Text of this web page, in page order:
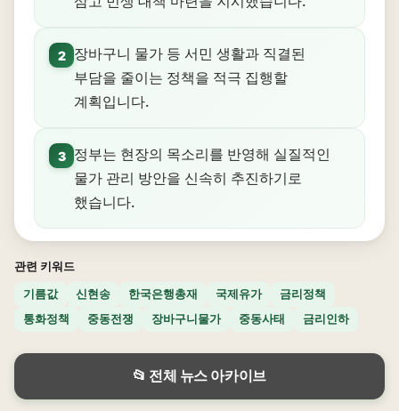
2
장바구니 물가 등 서민 생활과 직결된
부담을 줄이는 정책을 적극 집행할
계획입니다.
3
정부는 현장의 목소리를 반영해 실질적인
물가 관리 방안을 신속히 추진하기로
했습니다.
관련 키워드
기름값
신현송 한국은행총재 국제유가
금리정책
통화정책
중동전쟁 장바구니물가 중동사태 금리인하
📂 전체 뉴스 아카이브